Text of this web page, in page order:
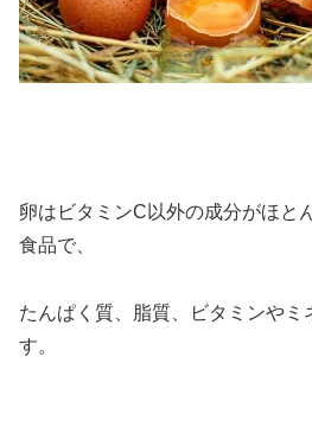
卵はビタミンC以外の成分がほと
食品で、
たんぱく質、脂質、ビタミンやミ
す。